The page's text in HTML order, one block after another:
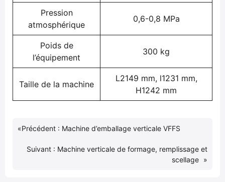
Pression
atmosphérique
0,6-0,8 MPa
Poids de
l’équipement
300 kg
Taille de la machine
L2149 mm, l1231 mm,
H1242 mm
«Précédent : Machine d’emballage verticale VFFS
Suivant : Machine verticale de formage, remplissage et
scellage »